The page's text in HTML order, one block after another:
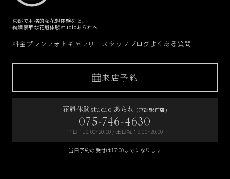
京都で本格的な花魁体験なら、
絢爛豪華な花魁体験studioあられへ
料金プランフォトギャラリースタッフブログよくある質問
来店予約
花魁体験studio あられ (京都駅前店)
075-746-4630
平日：10:00~20:00 / 土日祝：9:00~20:00
当日予約の受付は17:00までになります